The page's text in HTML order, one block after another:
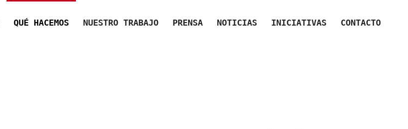
QUÉ HACEMOS NUESTRO TRABAJO PRENSA NOTICIAS INICIATIVAS CONTACTO